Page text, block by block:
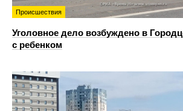
Происшествия
Уголовное дело возбуждено в
с ребенком